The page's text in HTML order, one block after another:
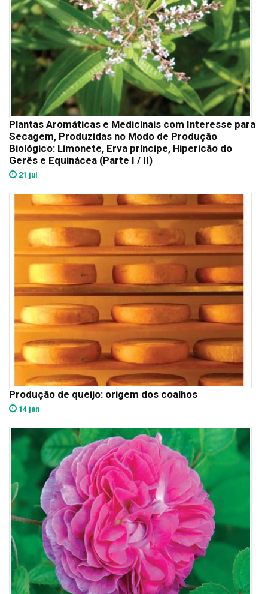
Plantas Aromáticas e Medicinais com Interesse para
Secagem, Produzidas no Modo de Produção
Biológico: Limonete, Erva príncipe, Hipericão do
Gerês e Equinácea (Parte I / II)
21 jul
Produção de queijo: origem dos coalhos
14 jan